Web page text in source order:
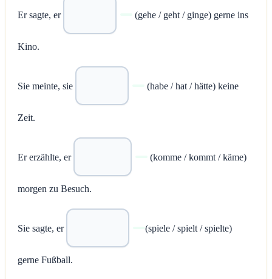
Er sagte, er (gehe / geht / ginge) gerne ins
Kino.
Sie meinte, sie (habe / hat / hätte) keine
Zeit.
Er erzählte, er (komme / kommt / käme)
morgen zu Besuch.
Sie sagte, er (spiele / spielt / spielte)
gerne Fußball.